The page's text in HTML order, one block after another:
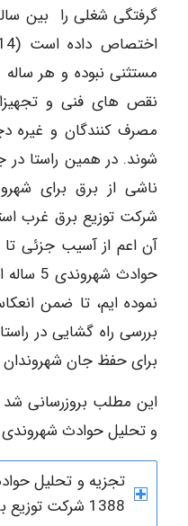
مستثنی نبوده و هر
نقص­ های فنی و
شوند. در همین راستا
ناشی از برق برای
شرکت توزیع برق غرب
آن اعم از آسیب جزئی
نموده ­ایم، تا ضمن
بررسی راه گشایی در
برای حفظ جان شهروندان
این مطلب بروزرسانی شد
و تحلیل حوادث
1388 شرکت توزیع برق